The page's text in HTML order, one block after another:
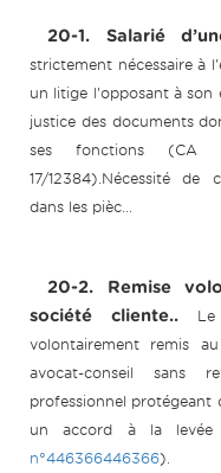
20-1. Salarié
strictement nécessaire à
un litige l'opposant à son
justice des documents
ses fonctions (CA
17/12384).Nécessité de
dans les pièc...
20-2. Remise
société cliente..
volontairement remis
avocat-conseil sans
professionnel protégeant
un accord à la
n°446366446366).